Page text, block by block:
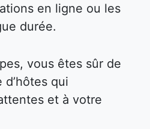
en ligne ou les
durée.
vous êtes sûr de
qui
et à votre